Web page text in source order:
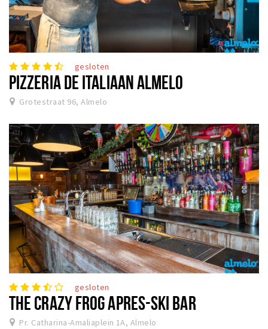
gesloten
PIZZERIA DE ITALIAAN ALMELO
Grotestraat 96, Almelo
gesloten
THE CRAZY FROG APRES-SKI BAR
Pr. Catharina-Amaliaplein 1A, Almelo